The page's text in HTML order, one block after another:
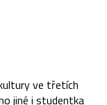
ve třetích
jiné i studentka